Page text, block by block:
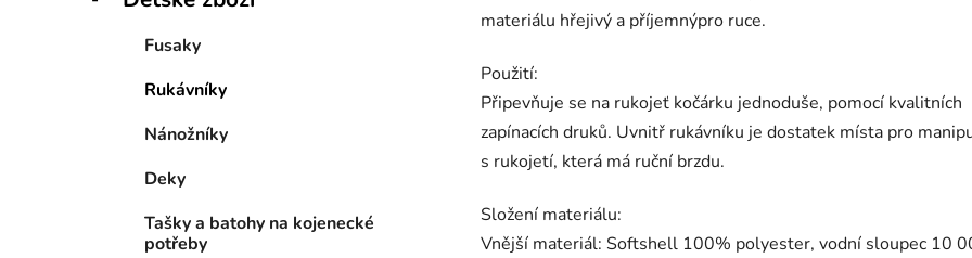
Fusaky
Rukávníky
Nánožníky
Deky
Tašky a batohy na kojenecké
potřeby
materiálu hřejivý a příjemnýpro ruce.
Použití:
Připevňuje se na rukojeť kočárku jednoduše, pomocí kvalitních
zapínacích druků. Uvnitř rukávníku je dostatek místa pro
s rukojetí, která má ruční brzdu.
Složení materiálu:
Vnější materiál: Softshell 100% polyester, vodní sloupec 10